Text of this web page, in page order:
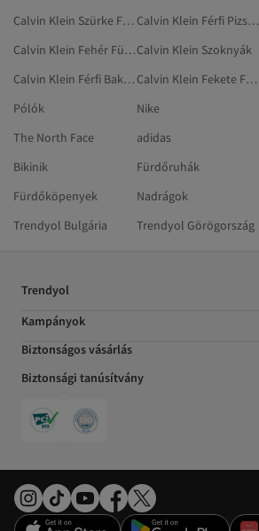
Calvin Klein Szürke Fürdőruhák
Calvin Klein Férfi Pizsamafelsők
Calvin Klein Fehér FürdőruhákCalvin Klein Szoknyák
Calvin Klein Férfi Bakancsok
Calvin Klein Fekete Fürdőruhák
Pólók
Nike
The North Face
adidas
Bikinik
Fürdőruhák
Fürdőköpenyek
Nadrágok
Trendyol Bulgária
Trendyol Görögország
Trendyol
Kampányok
Biztonságos vásárlás
Biztonsági tanúsítvány